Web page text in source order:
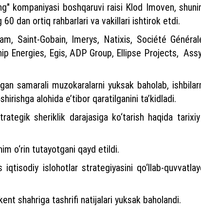
kompaniyasi boshqaruvi raisi Klod Imoven,
dan ortiq rahbarlari va vakillari ishtirok etdi.
Saint-Gobain, Imerys, Natixis, Société
Energies, Egis, ADP Group, Ellipse Projects,
samarali muzokaralarni yuksak baholab,
alohida e’tibor qaratilganini ta’kidladi.
sheriklik darajasiga ko‘tarish haqida
o‘rin tutayotgani qayd etildi.
islohotlar strategiyasini qo‘llab-
shahriga tashrifi natijalari yuksak baholandi.